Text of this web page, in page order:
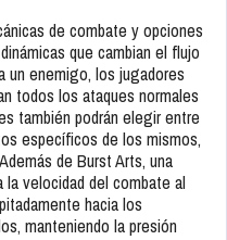
de combate y opciones
que cambian el flujo
un enemigo, los jugadores
todos los ataques normales
también podrán elegir entre
específicos de los mismos,
de Burst Arts, una
la velocidad del combate al
hacia los
manteniendo la presión